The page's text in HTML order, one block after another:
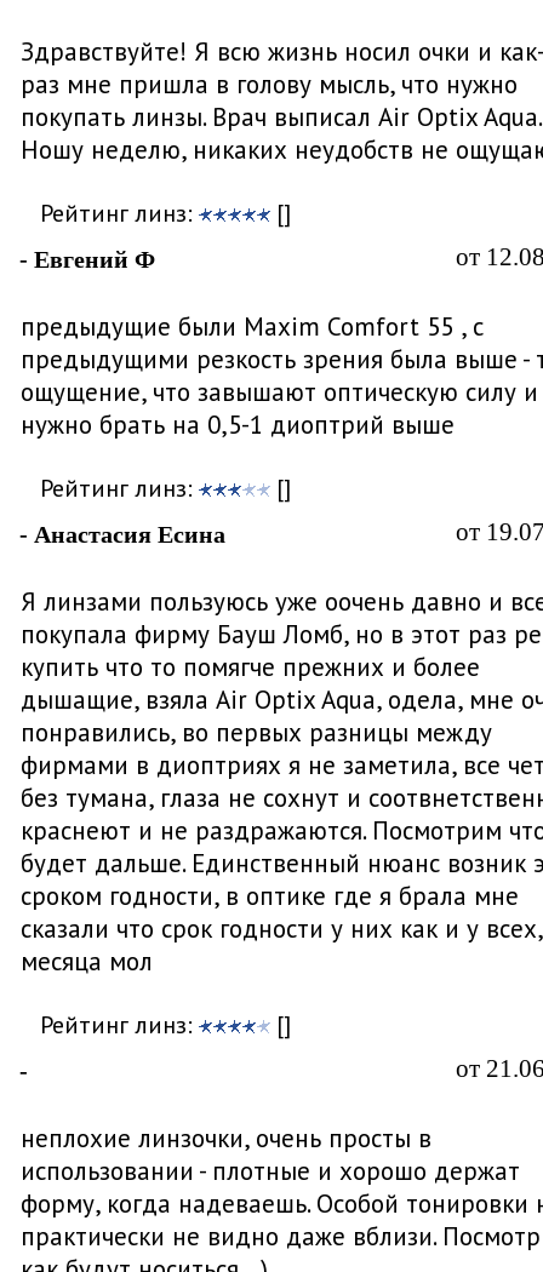
Здравствуйте! Я всю жизнь носил очки и
раз мне пришла в голову мысль, что нужно
покупать линзы. Врач выписал Air Optix Aqua.
Ношу неделю, никаких неудобств не
Рейтинг линз: []
- Евгений Ф от
предыдущие были Maxim Comfort 55 , с
предыдущими резкость зрения была выше -
ощущение, что завышают оптическую силу и
нужно брать на 0,5-1 диоптрий выше
Рейтинг линз: []
- Анастасия Есина от
Я линзами пользуюсь уже оочень давно и
покупала фирму Бауш Ломб, но в этот раз
купить что то помягче прежних и более
дышащие, взяла Air Optix Aqua, одела, мне
понравились, во первых разницы между
фирмами в диоптриях я не заметила, все
без тумана, глаза не сохнут и
краснеют и не раздражаются. Посмотрим
будет дальше. Единственный нюанс возник
сроком годности, в оптике где я брала мне
сказали что срок годности у них как и у
месяца мол
Рейтинг линз: []
- от
неплохие линзочки, очень просты в
использовании - плотные и хорошо держат
форму, когда надеваешь. Особой тонировки
практически не видно даже вблизи.